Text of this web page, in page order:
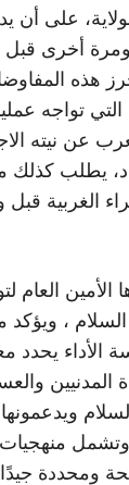
على
​​أخرى قبل
هذه
تواجه
عن نيته
يطلب كذلك
الغربية
العام
،
يحدد
، وتشمل
ومحددة